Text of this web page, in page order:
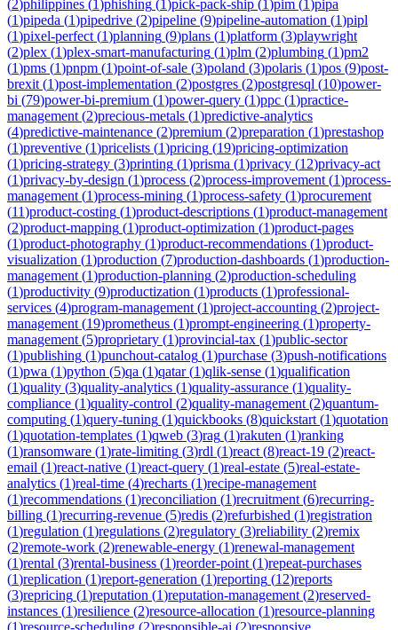
(2)philippines (1)phishing (1)pick-pack-ship (1)pim (1)pipa
(1)pipeda (1)pipedrive (2)pipeline (9)pipeline-automation (1)pipl
(1)pixel-perfect (1)planning (9)plans (1)platform (3)playwright
(2)plex (1)plex-smart-manufacturing (1)plm (2)plumbing (1)pm2
(1)pms (1)pnpm (1)point-of-sale (3)poland (3)polaris (1)pos (9)post-
brexit (1)post-implementation (2)postgres (2)postgresql (10)power-
bi (79)power-bi-premium (1)power-query (1)ppc (1)practice-
management (2)precious-metals (1)predictive-analytics
(4)predictive-maintenance (2)premium (2)preparation (1)prestashop
(1)preventive (1)pricelists (1)pricing (19)pricing-optimization
(1)pricing-strategy (3)printing (1)prisma (1)privacy (12)privacy-act
(1)privacy-by-design (1)process (2)process-improvement (1)process-
management (1)process-mining (1)process-safety (1)procurement
(11)product-costing (1)product-descriptions (1)product-management
(2)product-mapping (1)product-optimization (1)product-pages
(1)product-photography (1)product-recommendations (1)product-
visualization (1)production (7)production-dashboards (1)production-
management (1)production-planning (2)production-scheduling
(1)productivity (9)productization (1)products (1)professional-
services (4)program-management (1)project-accounting (2)project-
management (19)prometheus (1)prompt-engineering (1)property-
management (5)proprietary (1)provincial-tax (1)public-sector
(1)publishing (1)punchout-catalog (1)purchase (3)push-notifications
(1)pwa (1)python (5)qa (1)qatar(1)qlik-sense (1)qualification
(1)quality (3)quality-analytics (1)quality-assurance (1)quality-
compliance (1)quality-control (2)quality-management (2)quantum-
computing (1)query-tuning (1)quickbooks (8)quickstart (1)quotation
(1)quotation-templates (1)qweb (3)rag (1)rakuten (1)ranking
(1)ransomware (1)rate-limiting (3)rdl (1)react (8)react-19 (2)react-
email (1)react-native (1)react-query (1)real-estate (5)real-estate-
analytics (1)real-time (4)recharts (1)recipe-management
(1)recommendations (1)reconciliation (1)recruitment (6)recurring-
billing (1)recurring-revenue (5)redis (2)refurbished (1)registration
(1)regulation (1)regulations (2)regulatory (3)reliability (2)remix
(2)remote-work (2)renewable-energy (1)renewal-management
(1)rental (3)rental-business (1)reorder-point (1)repeat-purchases
(1)replication (1)report-generation (1)reporting (12)reports
(3)repricing (1)reputation (1)reputation-management (2)reserved-
instances (1)resilience (2)resource-allocation (1)resource-planning
(1)resource-scheduling (2)responsible-ai (2)responsive